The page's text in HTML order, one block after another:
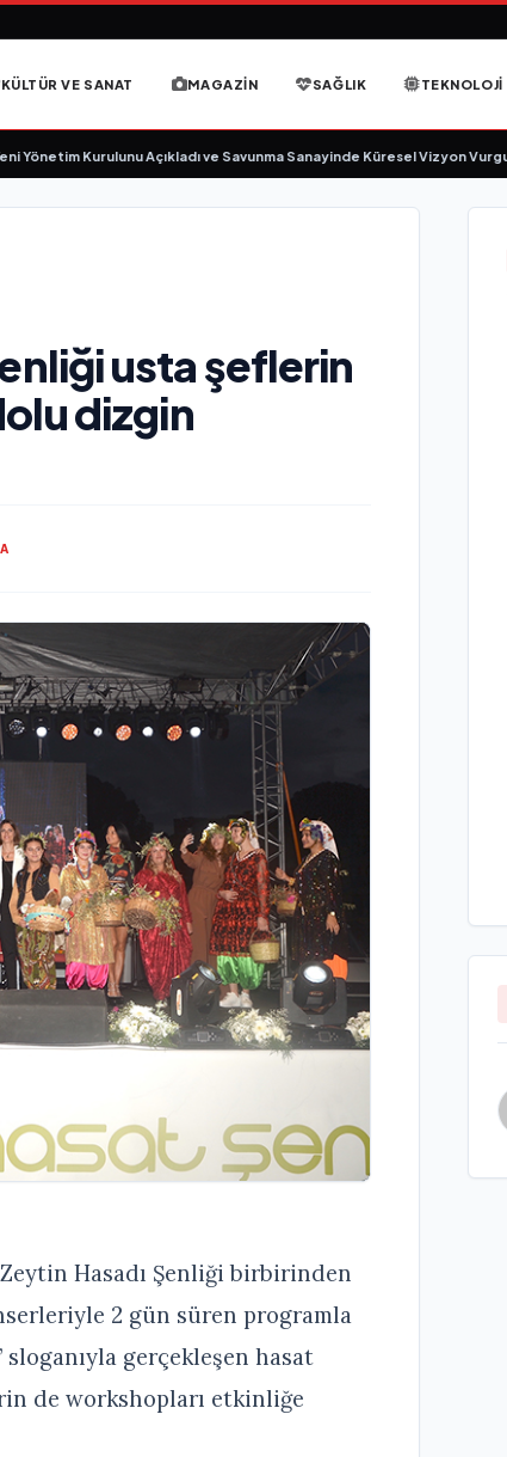
KÜLTÜR VE SANAT MAGAZIN SAĞLIK TEKNOLOJI
Kurulunu Açıkladı ve Savunma Sanayinde Küresel Vizyon Vurgusu•
usta şeflerin
dizgin
Hasadı Şenliği birbirinden
2 gün süren programla
sloganıyla gerçekleşen hasat
de workshopları etkinliğe